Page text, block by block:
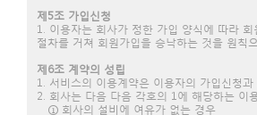
제5조 가입신청
1. 이용자는 회사가 정한 가입 양식에 따라
절차를 거쳐 회원가입을 승낙하는 것을 원칙
제6조 계약의 성립
1. 서비스의 이용계약은 이용자의 가입신청
2. 회사는 다음 다음 각호의 1에 해당하는 이
① 회사의 설비에 여유가 없는 경우